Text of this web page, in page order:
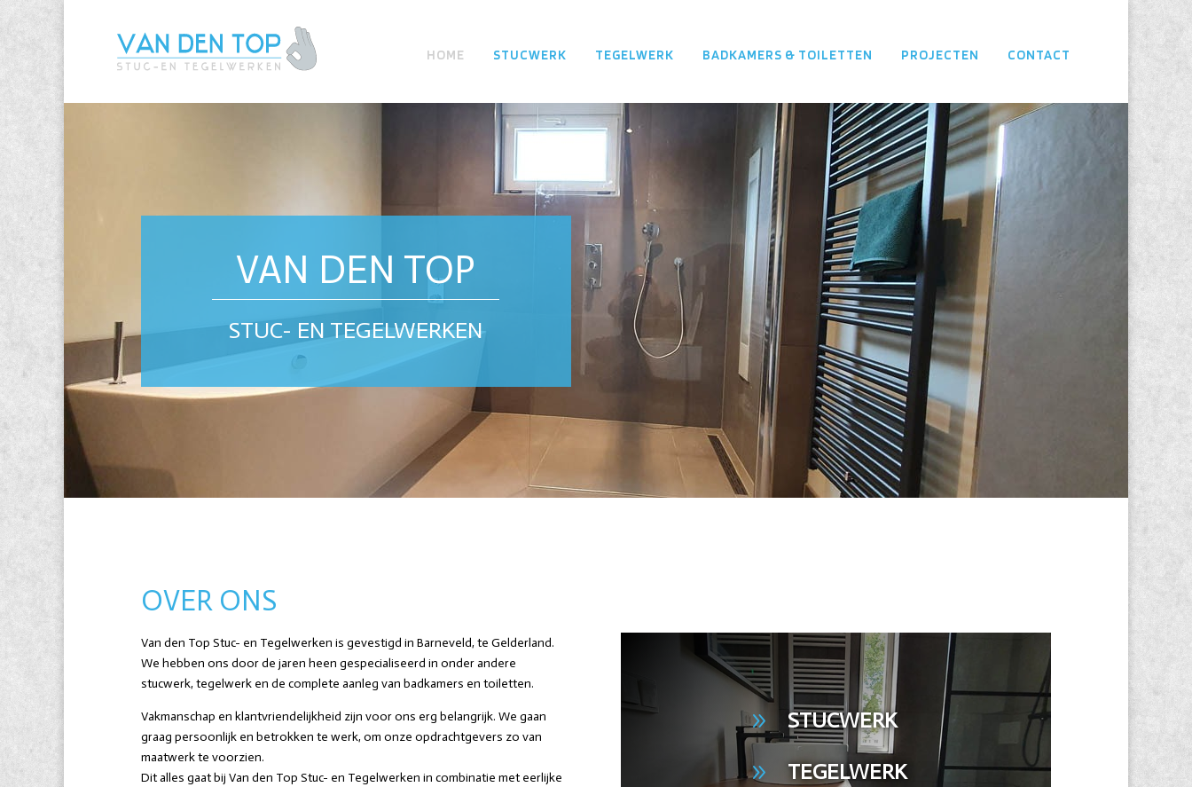
HOME STUCWERK TEGELWERK BADKAMERS & TOILETTEN PROJECTEN CONTACT
VAN DEN TOP
STUC- EN TEGELWERKEN
OVER ONS
Van den Top Stuc- en Tegelwerken is gevestigd in Barneveld, te Gelderland.
We hebben ons door de jaren heen gespecialiseerd in onder andere
stucwerk, tegelwerk en de complete aanleg van badkamers en toiletten.
Vakmanschap en klantvriendelijkheid zijn voor ons erg belangrijk. We gaan
graag persoonlijk en betrokken te werk, om onze opdrachtgevers zo van
maatwerk te voorzien.
Dit alles gaat bij Van den Top Stuc- en Tegelwerken in combinatie met eerlijke
9 STUCWERK
9 TEGELWERK